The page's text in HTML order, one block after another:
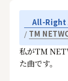
All-Right
TM
私がTM
た曲です。